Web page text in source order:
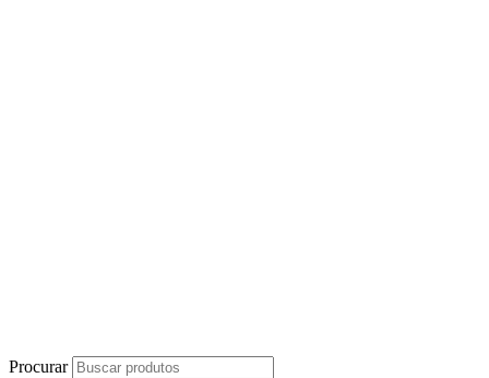
Procurar